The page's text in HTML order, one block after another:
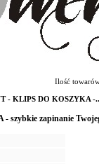
Ilość
- KLIPS DO KOSZYKA -
zapinanie